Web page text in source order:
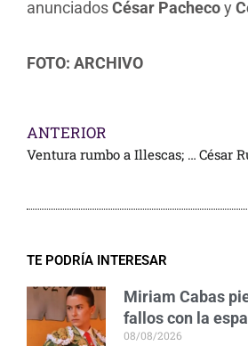
anunciadosCésar Pachecoy
FOTO: ARCHIVO
ANTERIOR
Ventura rumbo a Illescas; sigue en rehabilitación
TE PODRÍA INTERESAR
Miriam Cabas
fallos con la
08/08/2026